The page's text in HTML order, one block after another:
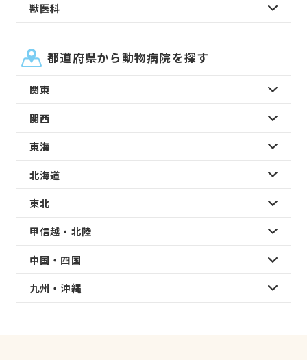
獣医科
都道府県から動物病院を探す
関東
関西
東海
北海道
東北
甲信越・北陸
中国・四国
九州・沖縄